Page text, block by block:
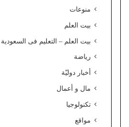
ن
ي
ل
م
ح
منوعات
بيت العلم
بيت العلم – التعليم فى السعودية
رياضة
أخبار دوليّة
مال و أعمال
تكنولوجيا
مواقع